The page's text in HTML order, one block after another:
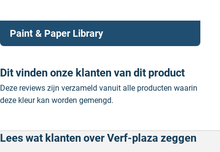
Paint & Paper Library
Dit vinden onze klanten van dit product
Deze reviews zijn verzameld vanuit alle producten waarin
deze kleur kan worden gemengd.
Lees wat klanten over Verf-plaza zeggen